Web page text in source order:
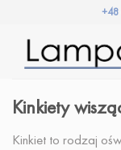
zawartości
+48
Kinkiety
Kinkiet to rodzaj